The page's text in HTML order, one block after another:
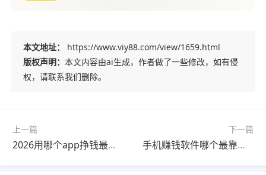
本文地址：
https://www.viy88.com/view/1659.html
版权声明： 本文内容由ai生成，作者做了一些修改，如有侵
权，请联系我们删除。
上一篇
2026用哪个app挣钱最快？新手日赚50+的靠谱选择
下一篇
手机赚钱软件哪个最靠谱？零门槛日结的4个APP实测